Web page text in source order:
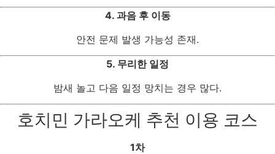
4. 과음 후 이동
안전 문제 발생 가능성 존재.
5. 무리한 일정
밤새 놀고 다음 일정 망치는 경우 많다.
호치민 가라오케 추천 이용 코스
1차